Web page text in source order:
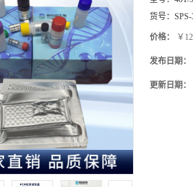
货号：
价格： ￥
发布日期：
更新日期：